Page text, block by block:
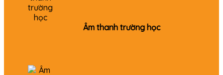
Âm thanh trường học